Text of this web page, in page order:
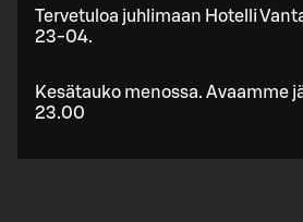
Tervetuloa juhlimaan Hotelli
23-04.
Kesätauko menossa. Avaamme
23.00